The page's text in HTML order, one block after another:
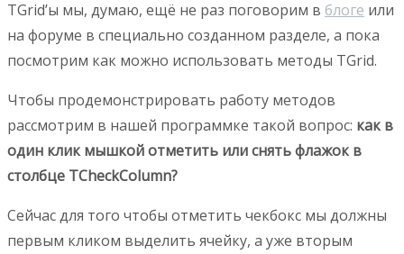
TGrid’ы мы, думаю, ещё не раз поговорим в блоге или
на форуме в специально созданном разделе, а пока
посмотрим как можно использовать методы TGrid.
Чтобы продемонстрировать работу методов
рассмотрим в нашей программке такой вопрос: как в
один клик мышкой отметить или снять флажок в
столбце TCheckColumn?
Сейчас для того чтобы отметить чекбокс мы должны
первым кликом выделить ячейку, а уже вторым